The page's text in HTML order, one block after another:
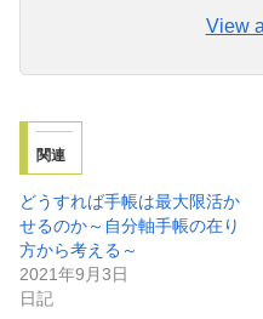
View
関連
どうすれば手帳は最大限活か
せるのか～自分軸手帳の在り
方から考える～
2021年9月3日
日記